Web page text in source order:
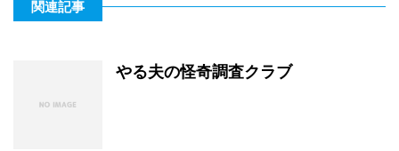
関連記事
やる夫の怪奇調査クラブ